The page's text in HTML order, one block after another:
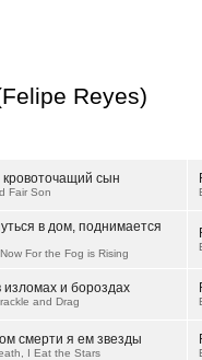
Reyes)
сын
Fair Son
в дом, поднимается
For the Fog is Rising
изломах и бороздах
and Drag
смерти я ем звезды
I Eat the Stars